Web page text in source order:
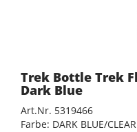
Trek Bottle Trek
Dark Blue
Art.Nr. 5319466
Farbe: DARK BLUE/CLEAR